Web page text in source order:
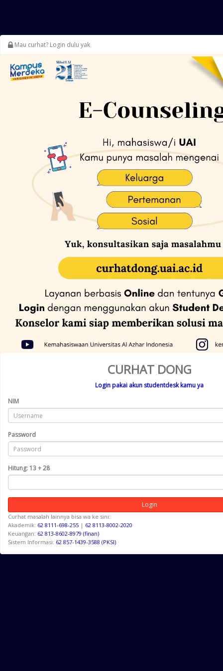
Mau curhat? Login dulu yak
CURHAT DONG
Login pakai akun studentdesk kamu ya
NIM
Password
Hitung: 13 + 28
Curhat masalah lainnya bisa wa ke sini:
Akademik: 62 8111-698-255 | 62 8113-8002-2020
Keuangan: 62 813-8602-8979 (finan)
Sistem Informasi: 62 857-1439-3588 (PKSI)